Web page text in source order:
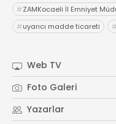
#ZAMKocaeli İl Emniyet
#uyarıcı madde ticareti
Web TV
Foto Galeri
Yazarlar